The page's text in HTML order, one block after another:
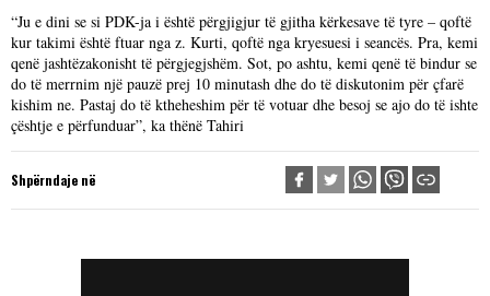
“Ju e dini se si PDK-ja i është përgjigjur të gjitha kërkesave të tyre – qoftë
kur takimi është ftuar nga z. Kurti, qoftë nga kryesuesi i seancës. Pra, kemi
qenë jashtëzakonisht të përgjegjshëm. Sot, po ashtu, kemi qenë të bindur se
do të merrnim një pauzë prej 10 minutash dhe do të diskutonim për çfarë
kishim ne. Pastaj do të ktheheshim për të votuar dhe besoj se ajo do të ishte
çështje e përfunduar”, ka thënë Tahiri
Shpërndaje në